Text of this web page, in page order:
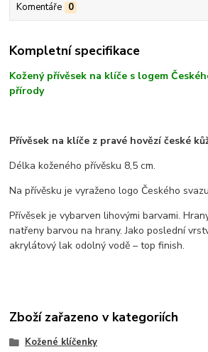
Komentáře 0
Kompletní specifikace
Kožený přívěsek na klíče s logem
přírody
Přívěsek na klíče z pravé hovězí české
Délka koženého přívěsku 8,5 cm.
Na přívěsku je vyraženo logo Českého
Přívěsek je vybarven lihovými barvami.
natřeny barvou na hrany. Jako poslední
akrylátový lak odolný vodě – top finish.
Zboží zařazeno v kategoriích
Kožené klíčenky